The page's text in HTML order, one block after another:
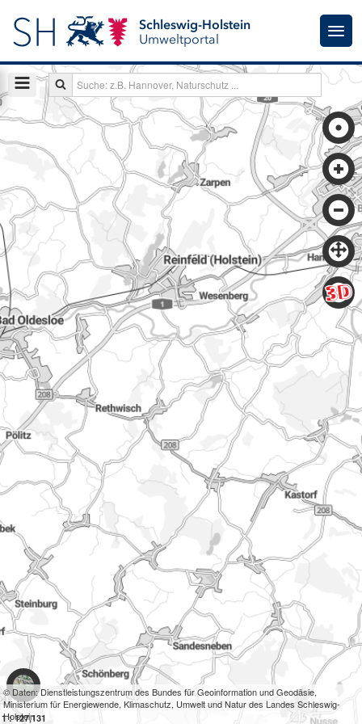
Schleswig-Holstein
Umweltportal